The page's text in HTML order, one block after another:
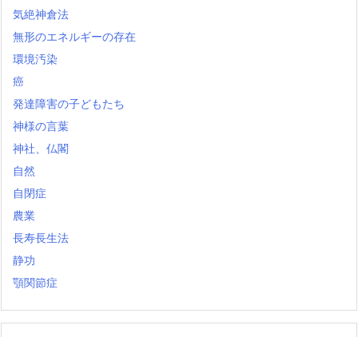
気絶神倉法
無形のエネルギーの存在
環境汚染
癌
発達障害の子どもたち
神様の言葉
神社、仏閣
自然
自閉症
農業
長寿長生法
静功
顎関節症